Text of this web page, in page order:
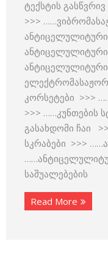
ტექსტის
>>>
ანტიცელულიტური
კორსეტები >>>
>>> ……კუნთების
გასახდომი ჩაი
სკრაბები >>>
საშუალებების
Read More